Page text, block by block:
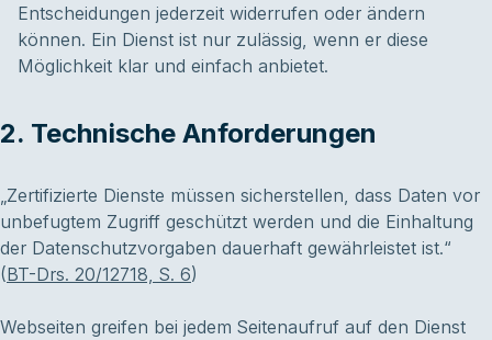
Entscheidungen jederzeit widerrufen oder ändern
können. Ein Dienst ist nur zulässig, wenn er diese
Möglichkeit klar und einfach anbietet.
2. Technische Anforderungen
„Zertifizierte Dienste müssen sicherstellen, dass Daten vor
unbefugtem Zugriff geschützt werden und die Einhaltung
der Datenschutzvorgaben dauerhaft gewährleistet ist.“
(BT-Drs. 20/12718, S. 6)
Webseiten greifen bei jedem Seitenaufruf auf den Dienst